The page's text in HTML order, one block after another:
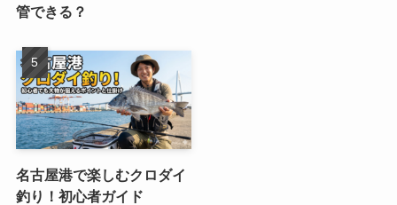
管できる？
名古屋港で楽しむクロダイ
釣り！初心者ガイド